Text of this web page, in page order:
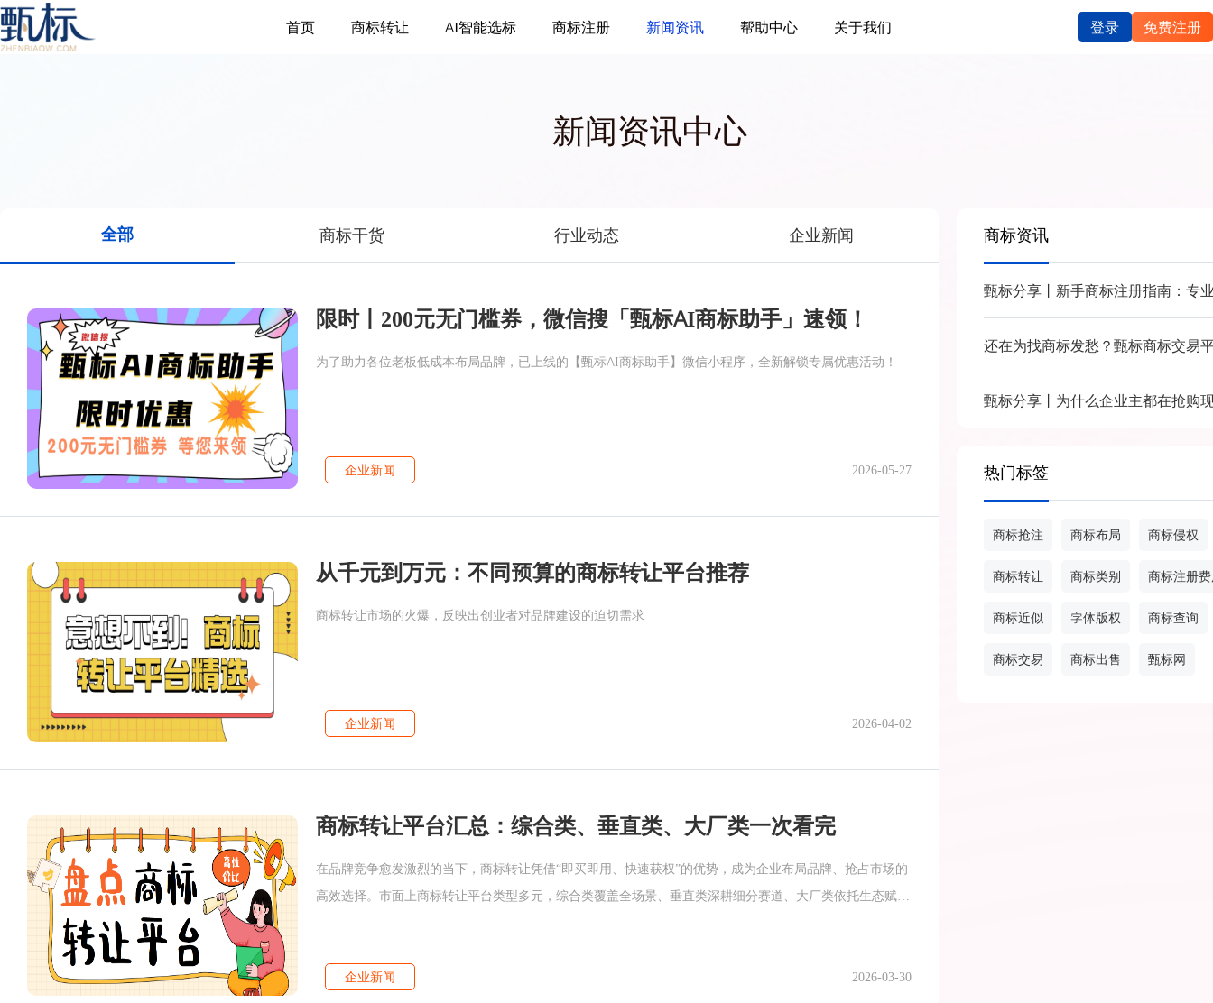
首页 商标转让 AI智能选标 商标注册 新闻资讯 帮助中心 关于我们 登录 免费注册
新闻资讯中心
全部 商标干货 行业动态 企业新闻
限时丨200元无门槛券，微信搜「甄标AI商标助手」速领！
为了助力各位老板低成本布局品牌，已上线的【甄标AI商标助手】微信小程序，全新解锁专属优惠活动！
企业新闻 2026-05-27
从千元到万元：不同预算的商标转让平台推荐
商标转让市场的火爆，反映出创业者对品牌建设的迫切需求
企业新闻 2026-04-02
商标转让平台汇总：综合类、垂直类、大厂类一次看完
在品牌竞争愈发激烈的当下，商标转让凭借“即买即用、快速获权”的优势，成为企业布局品牌、抢占市场的
高效选择。市面上商标转让平台类型多元，综合类覆盖全场景、垂直类深耕细分赛道、大厂类依托生态赋
企业新闻 2026-03-30
商标资讯
热门标签
商标抢注 商标布局 商标侵权
商标转让 商标类别 商标注册
商标近似 字体版权 商标查询
商标交易 商标出售 甄标网